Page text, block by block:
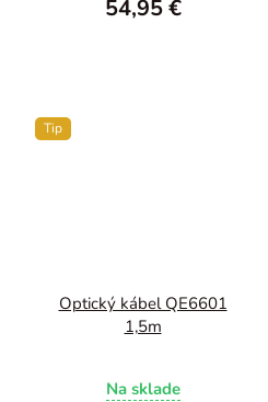
54,95 €
Tip
Optický kábel QE6601
1,5m
Na sklade